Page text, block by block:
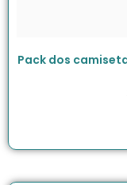
Pack dos